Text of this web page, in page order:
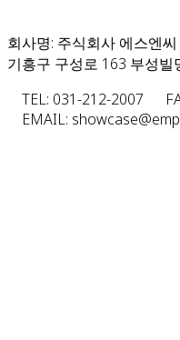
회사명: 주식회사 에스엔
기흥구 구성로 163 부성빌
TEL: 031-212-2007
EMAIL: